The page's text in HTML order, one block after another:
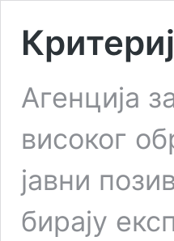
Агенција
високог
јавни
бирају